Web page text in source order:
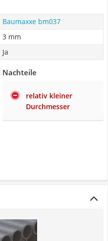
Baumaxxe bm037
3 mm
Ja
Nachteile
relativ kleiner
Durchmesser